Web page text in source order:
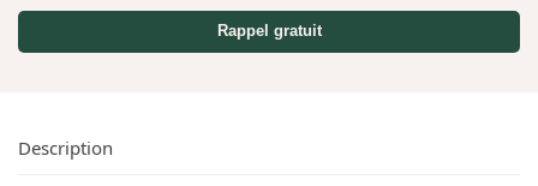
Rappel gratuit
Description